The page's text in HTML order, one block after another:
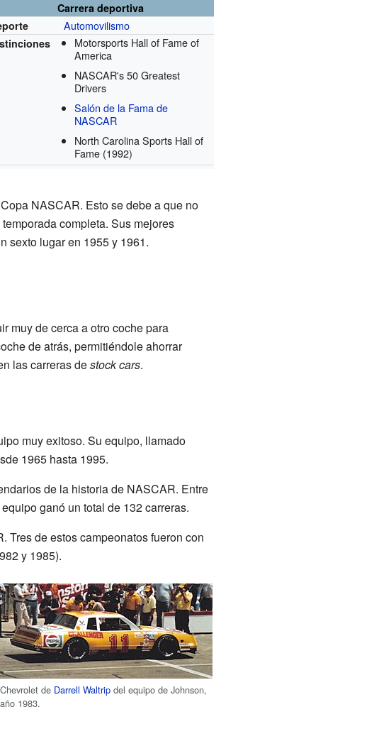
Carrera deportiva
Automovilismo
Motorsports Hall of Fame of
America
NASCAR's 50 Greatest
Drivers
Salón de la Fama de
NASCAR
North Carolina Sports Hall of
Fame (1992)
NASCAR. Esto se debe a que no
completa. Sus mejores
sexto lugar en 1955 y 1961.
muy de cerca a otro coche para
de atrás, permitiéndole ahorrar
las carreras destock cars.
muy exitoso. Su equipo, llamado
1965 hasta 1995.
de la historia de NASCAR. Entre
ganó un total de 132 carreras.
Tres de estos campeonatos fueron con
y 1985).
Chevrolet de Darrell Waltrip del equipo de Johnson,
año 1983.